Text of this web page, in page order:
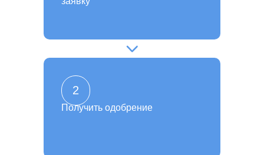
Получить одобрение
2